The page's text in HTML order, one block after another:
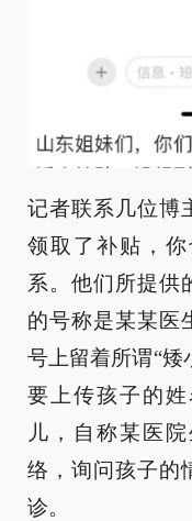
记者联系几位
领取了补贴，
系。他们所提供
的号称是某某医
号上留着所谓“矮
要上传孩子的
儿，自称某医
络，询问孩子的
诊。